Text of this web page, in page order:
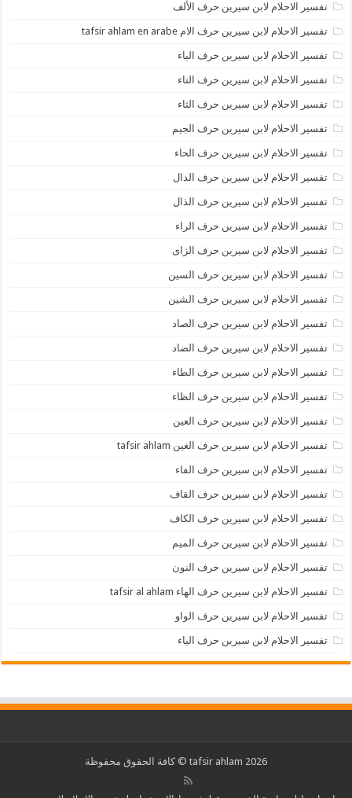
تفسير الاحلام لابن سيرين حرف الألف
تفسير الاحلام لابن سيرين حرف الام tafsir ahlam en arabe
تفسير الاحلام لابن سيرين حرف الباء
تفسير الاحلام لابن سيرين حرف التاء
تفسير الاحلام لابن سيرين حرف الثاء
تفسير الاحلام لابن سيرين حرف الجيم
تفسير الاحلام لابن سيرين حرف الحاء
تفسير الاحلام لابن سيرين حرف الدال
تفسير الاحلام لابن سيرين حرف الذال
تفسير الاحلام لابن سيرين حرف الراء
تفسير الاحلام لابن سيرين حرف الزاى
تفسير الاحلام لابن سيرين حرف السين
تفسير الاحلام لابن سيرين حرف الشين
تفسير الاحلام لابن سيرين حرف الصاد
تفسير الاحلام لابن سيرين حرف الضاد
تفسير الاحلام لابن سيرين حرف الطاء
تفسير الاحلام لابن سيرين حرف الظاء
تفسير الاحلام لابن سيرين حرف العين
تفسير الاحلام لابن سيرين حرف الغين tafsir ahlam
تفسير الاحلام لابن سيرين حرف الفاء
تفسير الاحلام لابن سيرين حرف القاف
تفسير الاحلام لابن سيرين حرف الكاف
تفسير الاحلام لابن سيرين حرف الميم
تفسير الاحلام لابن سيرين حرف النون
تفسير الاحلام لابن سيرين حرف الهاء tafsir al ahlam
تفسير الاحلام لابن سيرين حرف الواو
تفسير الاحلام لابن سيرين حرف الياء
2026 tafsir ahlam © كافة الحقوق محفوظة